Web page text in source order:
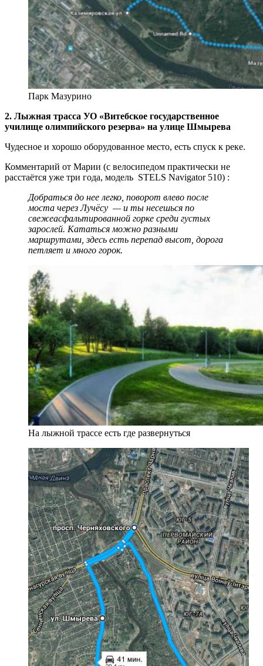
Парк Мазурино
2. Лыжная трасса УО «Витеб­ское государственное
училище олимпийского резерва» на улице Шмырева
Чудесное и хорошо оборудованное место, есть спуск к реке.
Комментарий от Марии (с велосипедом практически не
расстаётся уже три года, модель STELS Navigator 510) :
Добраться до нее легко, поворот влево после
моста через Лучёсу — и ты несешься по
свежеасфальтированной горке среди густых
зарослей. Кататься можно разными
маршрутами, здесь есть перепад высот, дорога
петляет и много горок.
На лыжной трассе есть где развернуться